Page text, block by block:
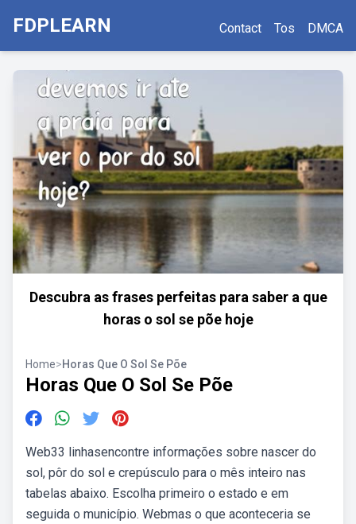
FDPLEARN Contact Tos DMCA
Descubra as frases perfeitas para saber a que
horas o sol se põe hoje
Home>Horas Que O Sol Se Põe
Horas Que O Sol Se Põe
Web33 linhasencontre informações sobre nascer do
sol, pôr do sol e crepúsculo para o mês inteiro nas
tabelas abaixo. Escolha primeiro o estado e em
seguida o município. Webmas o que aconteceria se